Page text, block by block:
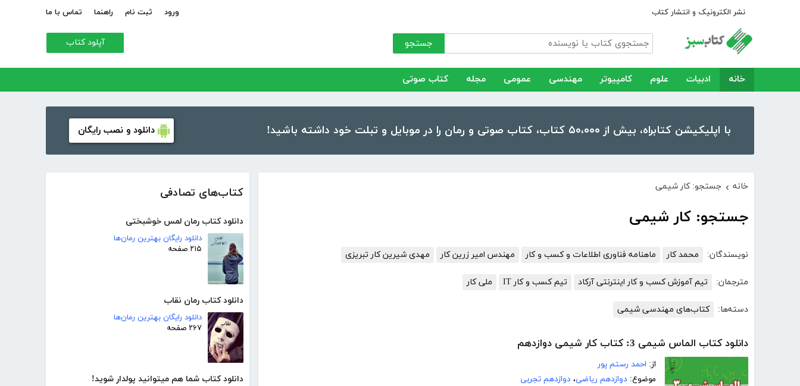
نشر الکترونیک و انتشار کتاب ورود ثبت نام راهنما تماس با ما
جستجو آپلود کتاب
خانه ادبیات علوم کامپیوتر مهندسی عمومی مجله کتاب صوتی
با اپلیکیشن کتابراه، بیش از ۵۰،۰۰۰ کتاب، کتاب صوتی و رمان را در موبایل و تبلت خود داشته باشید! دانلود و نصب رایگان
کتاب‌های تصادفی
دانلود کتاب رمان لمس خوشبختی
دانلود رایگان بهترین رمان‌ها
۲۱۵ صفحه
دانلود کتاب رمان نقاب
دانلود رایگان بهترین رمان‌ها
۲۶۷ صفحه
دانلود کتاب شما هم میتوانید پولدار شوید!
خانه › جستجو: کار شیمی
جستجو: کار شیمی
نویسندگان: محمد کار ماهنامه فناوری اطلاعات و کسب و کار مهندس امیر زرین کار مهدی شیرین کار تبریزی
مترجمان: تیم آموزش کسب و کار اینترنتی آرکاد تیم کسب و کار IT ملی کار
دسته‌ها: کتاب‌های مهندسی شیمی
دانلود کتاب الماس شیمی 3: کتاب کار شیمی دوازدهم
از: احمد رستم پور
موضوع: دوازدهم ریاضی، دوازدهم تجربی